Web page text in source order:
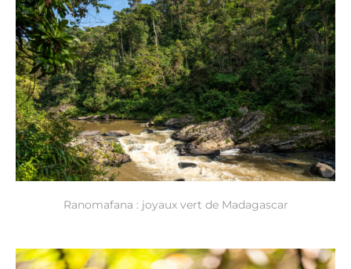
Ranomafana : joyaux vert de Madagascar